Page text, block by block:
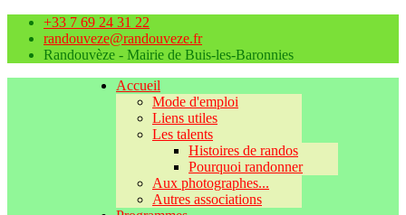
+33 7 69 24 31 22
randouveze@randouveze.fr
Randouvèze - Mairie de Buis-les-Baronnies
Accueil
Mode d'emploi
Liens utiles
Les talents
Histoires de randos
Pourquoi randonner
Aux photographes...
Autres associations